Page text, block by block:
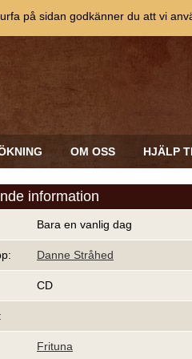
OM OSS HJÄLP
information
Bara en vanlig dag
Danne Stråhed
CD
Frituna
på sidan godkänner du att vi